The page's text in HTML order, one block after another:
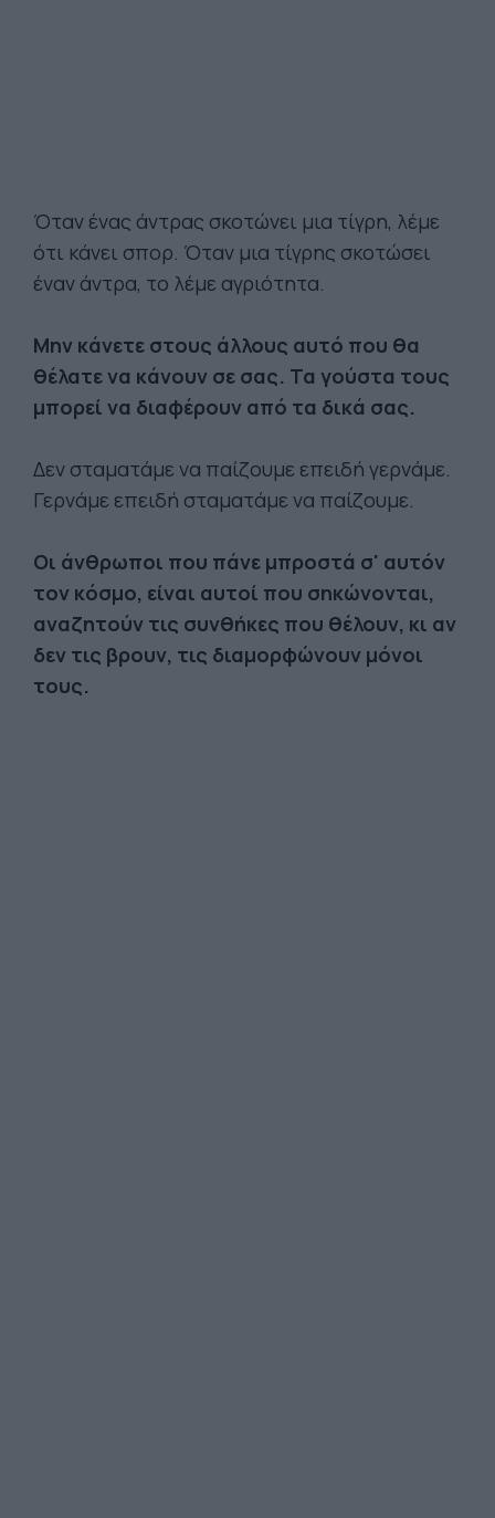
Όταν ένας άντρας σκοτώνει μια τίγρη, λέμε
ότι κάνει σπορ. Όταν μια τίγρης σκοτώσει
έναν άντρα, το λέμε αγριότητα.
Μην κάνετε στους άλλους αυτό που θα
θέλατε να κάνουν σε σας. Τα γούστα τους
μπορεί να διαφέρουν από τα δικά σας.
Δεν σταματάμε να παίζουμε επειδή γερνάμε.
Γερνάμε επειδή σταματάμε να παίζουμε.
Οι άνθρωποι που πάνε μπροστά σ' αυτόν
τον κόσμο, είναι αυτοί που σηκώνονται,
αναζητούν τις συνθήκες που θέλουν, κι αν
δεν τις βρουν, τις διαμορφώνουν μόνοι
τους.